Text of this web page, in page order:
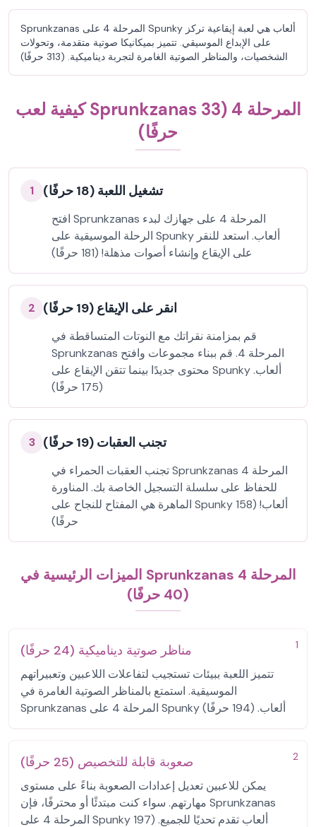
Sprunkzanas المرحلة 4 على Spunky ألعاب هي لعبة إيقاعية تركز
على الإبداع الموسيقي. تتميز بميكانيكا صوتية متقدمة، وتحولات
الشخصيات، والمناظر الصوتية الغامرة لتجربة ديناميكية. (313 حرفًا)
كيفية لعب Sprunkzanas المرحلة 4 (33
حرفًا)
1 تشغيل اللعبة (18 حرفًا)
افتح Sprunkzanas المرحلة 4 على جهازك لبدء
الرحلة الموسيقية على Spunky ألعاب. استعد للنقر
على الإيقاع وإنشاء أصوات مذهلة! (181 حرفًا)
2 انقر على الإيقاع (19 حرفًا)
قم بمزامنة نقراتك مع النوتات المتساقطة في
Sprunkzanas المرحلة 4. قم ببناء مجموعات وافتح
محتوى جديدًا بينما تتقن الإيقاع على Spunky ألعاب.
(175 حرفًا)
3 تجنب العقبات (19 حرفًا)
تجنب العقبات الحمراء في Sprunkzanas المرحلة 4
للحفاظ على سلسلة التسجيل الخاصة بك. المناورة
الماهرة هي المفتاح للنجاح على Spunky ألعاب! (158
حرفًا)
الميزات الرئيسية في Sprunkzanas المرحلة 4
(40 حرفًا)
1 مناظر صوتية ديناميكية (24 حرفًا)
تتميز اللعبة ببيئات تستجيب لتفاعلات اللاعبين وتعبيراتهم
الموسيقية. استمتع بالمناظر الصوتية الغامرة في
Sprunkzanas المرحلة 4 على Spunky ألعاب. (194 حرفًا)
2 صعوبة قابلة للتخصيص (25 حرفًا)
يمكن للاعبين تعديل إعدادات الصعوبة بناءً على مستوى
مهارتهم. سواء كنت مبتدئًا أو محترفًا، فإن Sprunkzanas
المرحلة 4 على Spunky ألعاب تقدم تحديًا للجميع. (197